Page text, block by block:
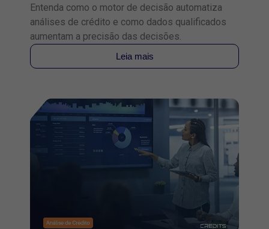
Entenda como o motor de decisão automatiza
análises de crédito e como dados qualificados
aumentam a precisão das decisões.
Leia mais